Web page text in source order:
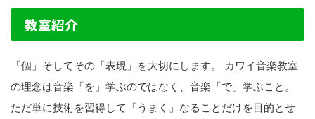
教室紹介
「個」そしてその「表現」を大切にします。 カワイ音楽教室
の理念は音楽「を」学ぶのではなく、音楽「で」学ぶこと。
ただ単に技術を習得して「うまく」なることだけを目的とせ